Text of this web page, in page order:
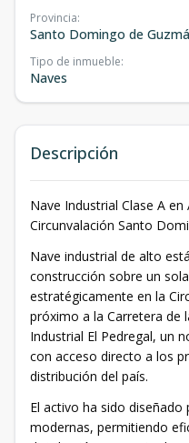
Provincia:
Santo Domingo de
Tipo de inmueble:
Naves
Descripción
Nave Industrial Clase A
Circunvalación Santo
Nave industrial de alto
construcción sobre un
estratégicamente en la
próximo a la Carretera de
Industrial El Pedregal, un
con acceso directo a los
distribución del país.
El activo ha sido
modernas, permitiendo